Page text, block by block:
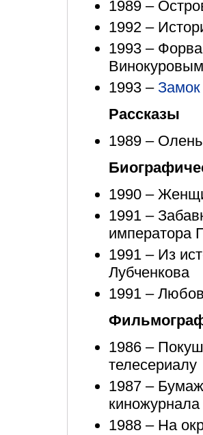
1989 –
1992 –
1993 –
Винокуровым
1993 –
Рассказы
1989 –
1990 –
1991 –
императора
1991 – Из
Лубченкова
1991 –
1986 –
телесериалу
1987 –
1988 – На